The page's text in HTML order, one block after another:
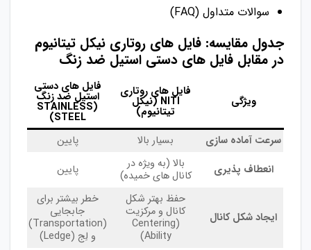
سوالات متداول (FAQ)
جدول مقایسه: فایل های روتاری نیکل تیتانیوم
در مقابل فایل های دستی استیل ضد زنگ
ویژگی
فایل های روتاری
NITI (نیکل
تیتانیوم)
فایل های دستی
استیل ضد زنگ
(STAINLESS
STEEL)
سرعت آماده سازی
بسیار بالا
پایین
انعطاف پذیری
بالا (به ویژه در
کانال های خمیده) پایین
ایجاد شکل کانال
حفظ بهتر شکل
کانال و مرکزیت
(Centering
Ability)
خطر بیشتر برای
جابجایی
(Transportation)
و لِج (Ledge)